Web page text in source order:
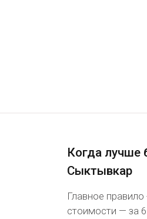
Когда лучше
Сыктывкар
Главное
стоимости — за